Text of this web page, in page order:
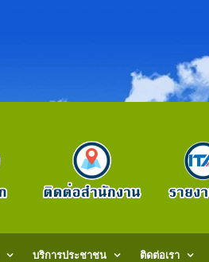
บริการประชาชน ติดต่อเรา